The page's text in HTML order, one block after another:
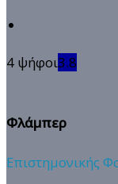
4 ψήφοι3.8
Φλάμπερ
Επιστημονικής